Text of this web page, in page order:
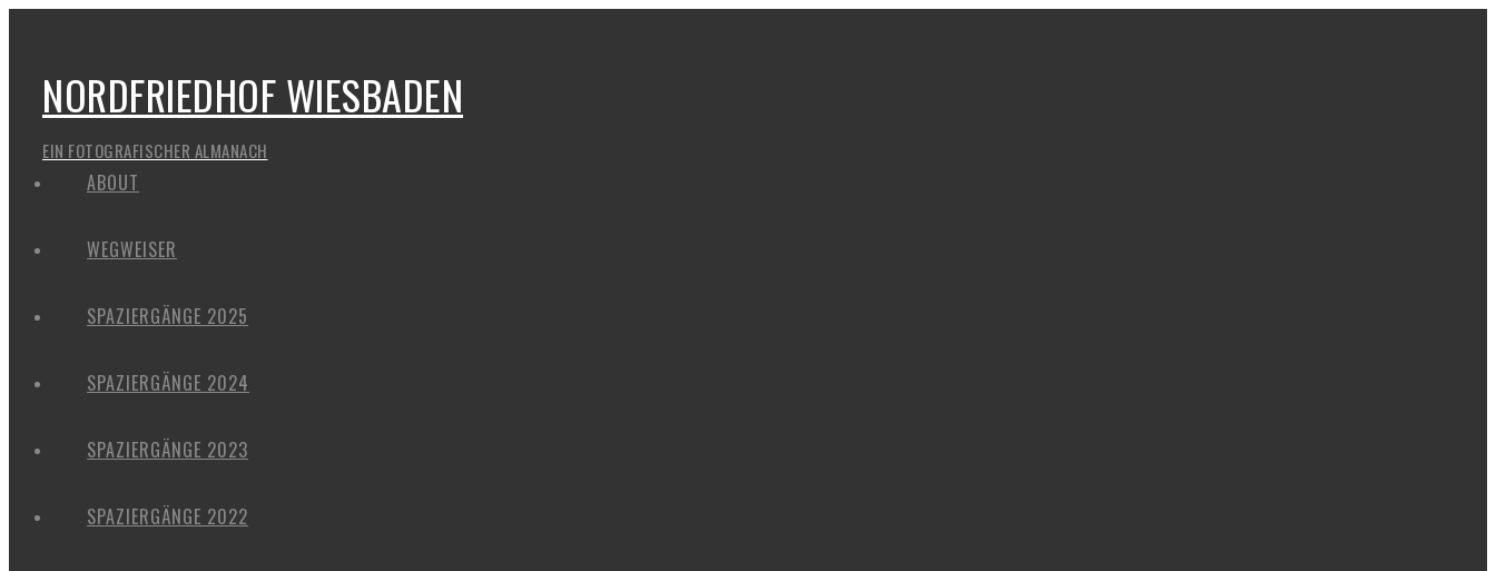
NORDFRIEDHOF WIESBADEN
EIN FOTOGRAFISCHER ALMANACH
ABOUT
WEGWEISER
SPAZIERGÄNGE 2025
SPAZIERGÄNGE 2024
SPAZIERGÄNGE 2023
SPAZIERGÄNGE 2022